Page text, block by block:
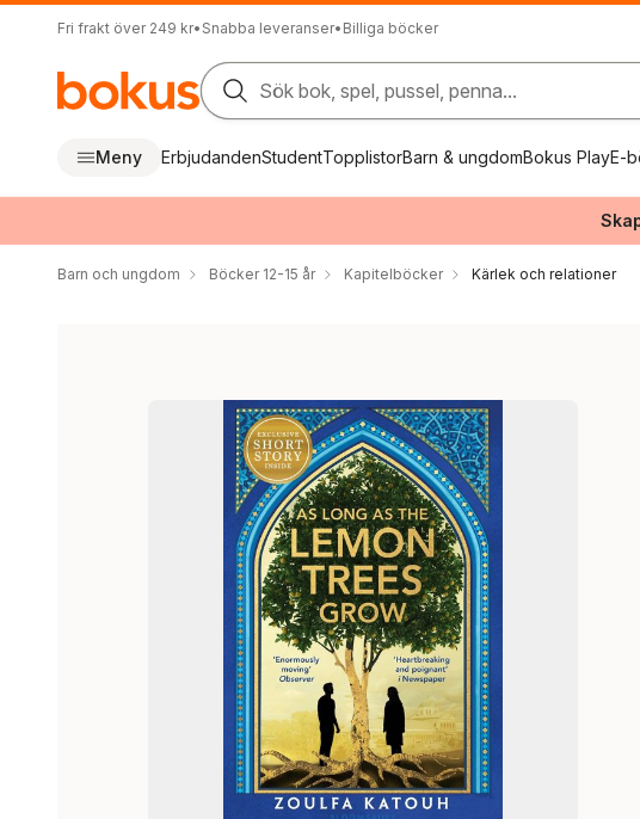
Fri frakt över 249 kr• Snabba leveranser• Billiga böcker
Sök bok, spel, pussel, penna...
Meny ErbjudandenStudentTopplistorBarn & ungdomBokus PlayE-
Barn och ungdom Böcker 12-15 år Kapitelböcker Kärlek och relationer